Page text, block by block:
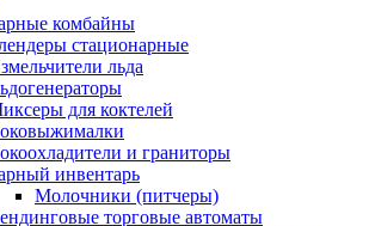
комбайны
стационарные
льда
для коктелей
и граниторы
инвентарь
Молочники (питчеры)
торговые автоматы